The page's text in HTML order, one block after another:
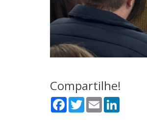
Compartilhe!
Facebook
TwitterEmail